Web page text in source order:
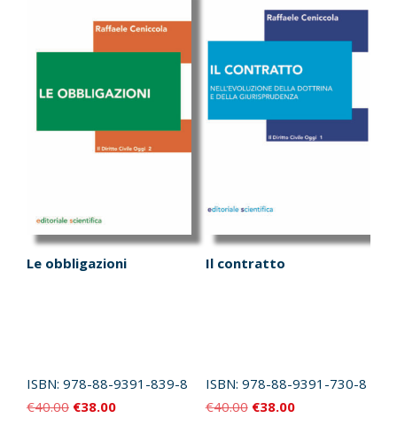
Le obbligazioni
ISBN: 978-88-9391-839-8
€40.00 Il
€38.00Il
Il contratto
ISBN: 978-88-9391-730-8
€40.00 Il
€38.00Il